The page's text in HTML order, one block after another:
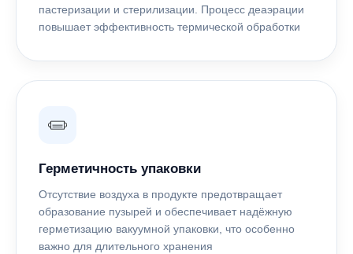
пастеризации и стерилизации. Процесс деаэрации
повышает эффективность термической обработки
Герметичность упаковки
Отсутствие воздуха в продукте предотвращает
образование пузырей и обеспечивает надёжную
герметизацию вакуумной упаковки, что особенно
важно для длительного хранения